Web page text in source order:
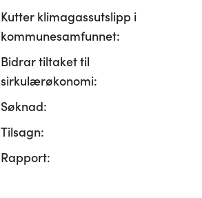
Kutter klimagassutslipp i
kommunesamfunnet:
Bidrar tiltaket til
sirkulærøkonomi:
Søknad:
Tilsagn:
Rapport: